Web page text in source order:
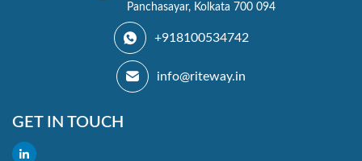
Panchasayar, Kolkata 700 094
+918100534742
info@riteway.in
GET IN TOUCH